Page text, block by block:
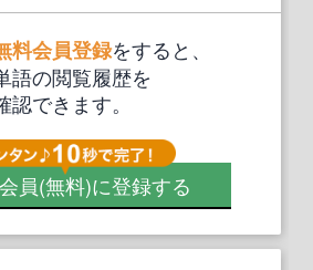
料会員登録をすると、
語の閲覧履歴を
認できます。
員(無料)に登録する